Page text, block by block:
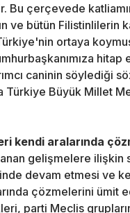
çerçevede
ve bütün Filistinlilerin
ortaya
hitap
caninin söylediği
Türkiye Büyük Millet
kendi aralarında
gelişmelere
devam etmesi ve
çözmelerini ümit
parti Meclis